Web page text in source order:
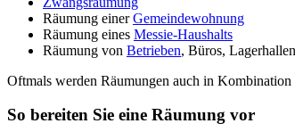
Räumung einerGemeindewohnung
Räumung eines Messie-Haushalts
Räumung von Betrieben, Büros,
Oftmals werden Räumungen auch in
So bereiten Sie eine Räumung vor